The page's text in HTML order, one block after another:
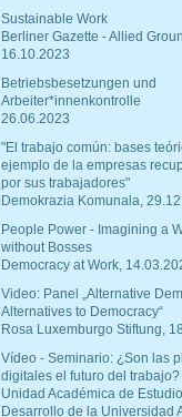
Sustainable Work
Berliner Gazette - Allied
16.10.2023
Betriebsbesetzungen und
Arbeiter*innenkontrolle
26.06.2023
"El trabajo común: bases
ejemplo de la empresas
por sus trabajadores"
Demokrazia Komunala,
People Power - Imagining a
without Bosses
Democracy at Work,
Video: Panel „Alternative
Alternatives to Democracy“
Rosa Luxemburgo Stiftung,
Vídeo - Seminario: ¿Son las
digitales el futuro del trabajo?
Unidad Académica de
Desarrollo de la Universidad